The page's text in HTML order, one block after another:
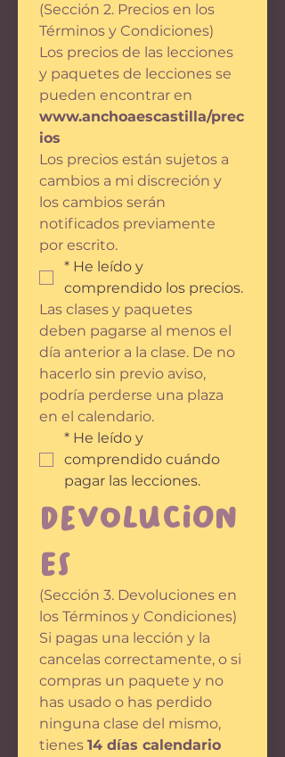
(Sección 2. Precios en los
Términos y Condiciones)
Los precios de las lecciones
y paquetes de lecciones se
pueden encontrar en
www.anchoaescastilla/prec
ios
Los precios están sujetos a
cambios a mi discreción y
los cambios serán
notificados previamente
por escrito.
* He leído y
comprendido los precios.
Las clases y paquetes
deben pagarse al menos el
día anterior a la clase. De no
hacerlo sin previo aviso,
podría perderse una plaza
en el calendario.
* He leído y
comprendido cuándo
pagar las lecciones.
Devolucion
es
(Sección 3. Devoluciones en
los Términos y Condiciones)
Si pagas una lección y la
cancelas correctamente, o si
compras un paquete y no
has usado o has perdido
ninguna clase del mismo,
tienes 14 días calendario